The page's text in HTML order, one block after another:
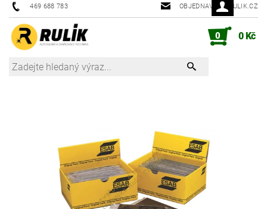
469 688 783 OBJEDNAVKY@RULIK.CZ
0 0 Kč